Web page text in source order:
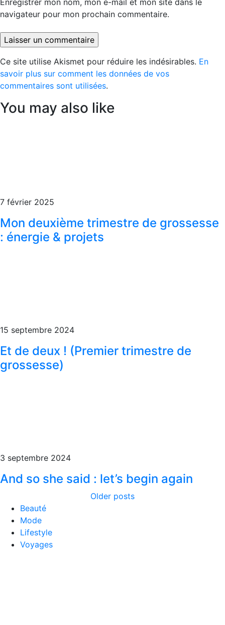
navigateur pour mon prochain commentaire.
Ce site utilise Akismet pour réduire les indésirables. En
savoir plus sur comment les données de vos
commentaires sont utilisées.
You may also like
7 février 2025
Mon deuxième trimestre de grossesse
: énergie & projets
15 septembre 2024
Et de deux ! (Premier trimestre de
grossesse)
3 septembre 2024
And so she said : let’s begin again
Older posts
Beauté
Mode
Lifestyle
Voyages